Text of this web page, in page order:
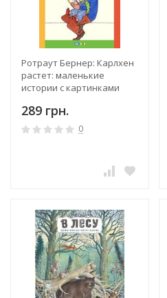
Ротраут Бернер: Карлхен
растет: маленькие
истории с картинками
289 грн.
0